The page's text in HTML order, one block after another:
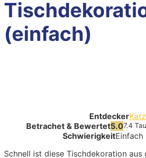
(einfach)
Entdecker
Betrachet & Bewertet5.07.4
SchwierigkeitEinfach
Schnell ist diese Tischdekoration aus